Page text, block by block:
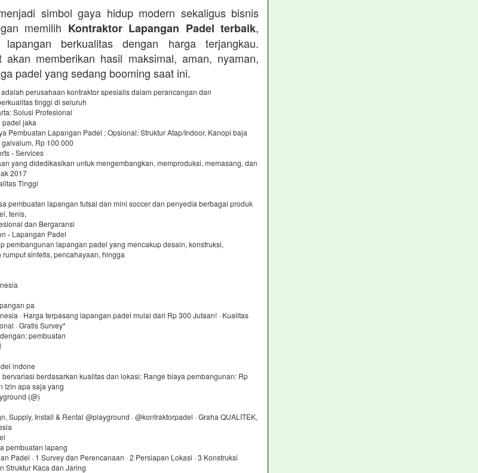
simbol gaya hidup modern sekaligus bisnis
memilih Kontraktor Lapangan Padel terbaik,
berkualitas dengan harga terjangkau.
akan memberikan hasil maksimal, aman, nyaman,
padel yang sedang booming saat ini.
perusahaan kontraktor spesialis dalam perancangan dan
tinggi di seluruh
Solusi Profesional
padel jaka
Pembuatan Lapangan Padel ; Opsional: Struktur Atap/Indoor, Kanopi baja
Rp 100 000
› Services
yang didedikasikan untuk mengembangkan, memproduksi, memasang, dan
2017
Tinggi
pembuatan lapangan futsal dan mini soccer dan penyedia berbagai produk
tenis,
dan Bergaransi
› Lapangan Padel
pembangunan lapangan padel yang mencakup desain, konstruksi,
sintetis, pencahayaan, hingga
pa
· Harga terpasang lapangan padel mulai dari Rp 300 Jutaan! · Kualitas
· Gratis Survey*
pembuatan
indone
berdasarkan kualitas dan lokasi: Range biaya pembangunan: Rp
Izin apa saja yang
(@)
Supply, Install & Rental @playground · @kontraktorpadel · Graha QUALITEK,
pembuatan lapang
Padel · 1 Survey dan Perencanaan · 2 Persiapan Lokasi · 3 Konstruksi
Struktur Kaca dan Jaring